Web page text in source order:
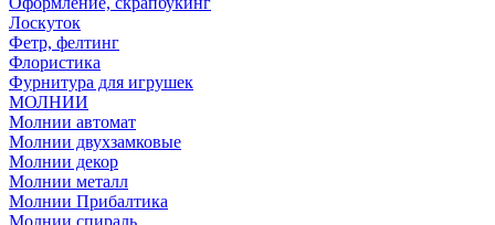
Лоскуток
Фетр, фелтинг
Флористика
Фурнитура для игрушек
МОЛНИИ
Молнии автомат
Молнии двухзамковые
Молнии декор
Молнии металл
Молнии Прибалтика
Молнии спираль